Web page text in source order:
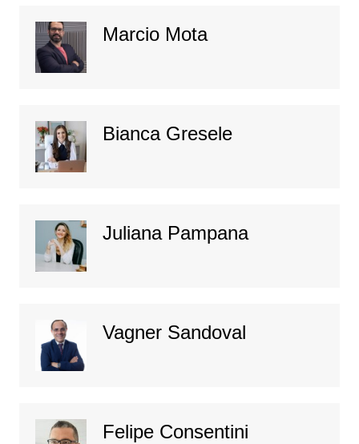
Marcio Mota
Bianca Gresele
Juliana Pampana
Vagner Sandoval
Felipe Consentini